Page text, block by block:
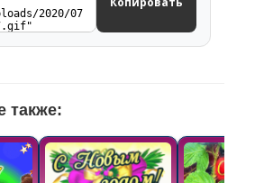
также: